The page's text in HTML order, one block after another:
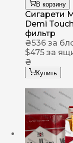
В корзину
Сигарети
Demi
фильтр
₴536 за
$475 за
₴
Купить